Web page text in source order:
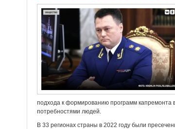
подхода к формированию программ капремонта
потребностями людей.
В 33 регионах страны в 2022 году были